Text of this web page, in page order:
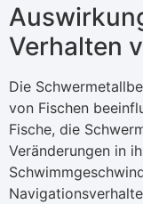
Verhalten
Die
von Fischen
Fische, die
Veränderungen in